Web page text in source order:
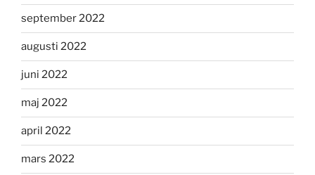
september 2022
augusti 2022
juni 2022
maj 2022
april 2022
mars 2022